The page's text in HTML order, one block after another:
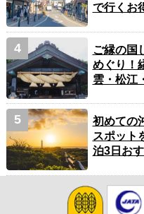
で行くお
ご縁の国
めぐり！
雲・松江
初めての
スポット
泊3日お